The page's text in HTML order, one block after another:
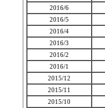
2016/6
2016/5
2016/4
2016/3
2016/2
2016/1
2015/12
2015/11
2015/10